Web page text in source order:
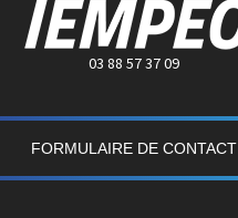
03 88 57 37 09
FORMULAIRE DE CONTACT